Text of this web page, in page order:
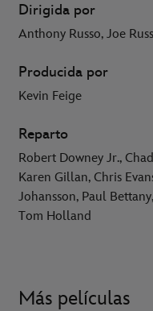
Dirigida por
Anthony Russo, Joe
Producida por
Kevin Feige
Reparto
Robert Downey Jr.,
Karen Gillan, Chris
Johansson, Paul
Tom Holland
Más películas